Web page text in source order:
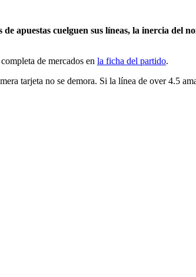
de apuestas cuelguen sus líneas, la inercia del
de mercados en la ficha del partido.
tarjeta no se demora. Si la línea de over 4.5